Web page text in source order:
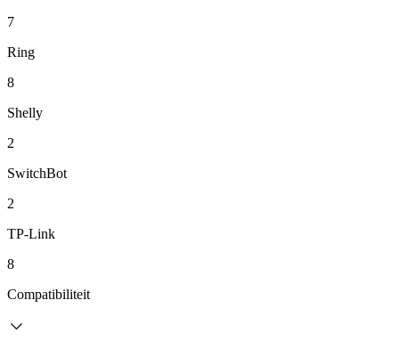
7
Ring
8
Shelly
2
SwitchBot
2
TP-Link
8
Compatibiliteit